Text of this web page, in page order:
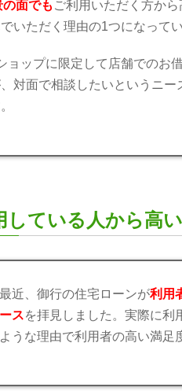
面でも ご利用いただく方から
いただく理由の1つになって
ョップに限定して店舗でのお
対面で相談したいというニー
している人から高
最近、御行の住宅ローンが利用
ースを拝見しました。実際に利
ような理由で利用者の高い満足